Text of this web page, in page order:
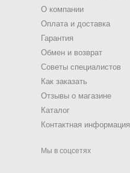
О компании
Оплата и доставка
Гарантия
Обмен и возврат
Советы специалистов
Как заказать
Отзывы о магазине
Каталог
Контактная информация
Мы в соцсетях